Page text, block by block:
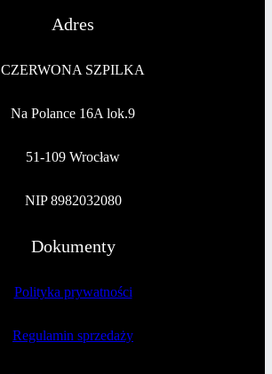
Adres
CZERWONA SZPILKA
Na Polance 16A lok.9
51-109 Wrocław
NIP 8982032080
Dokumenty
Polityka prywatności
Regulamin sprzedaży